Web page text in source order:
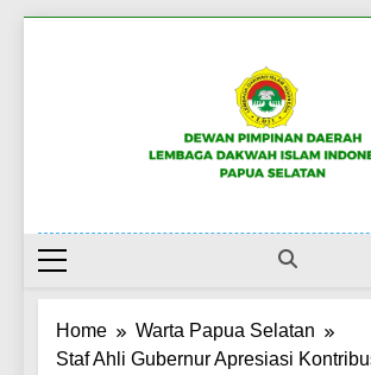
DPW LDII
Home
Warta Papua Selatan
Staf Ahli Gubernur Apresiasi